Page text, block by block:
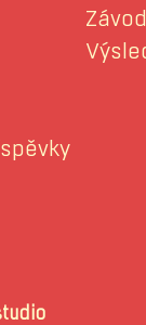
by Mé